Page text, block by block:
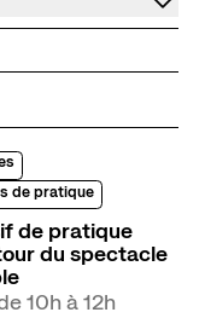
de pratique
de pratique
du spectacle
10h à 12h